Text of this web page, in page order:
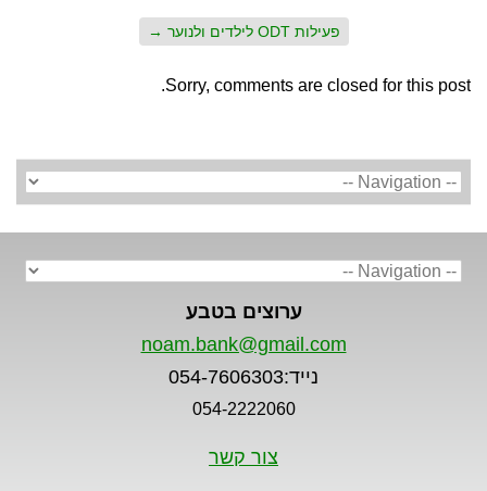
פעילות ODT לילדים ולנוער →
Sorry, comments are closed for this post.
ערוצים בטבע
noam.bank@gmail.com
נייד:054-7606303
054-2222060
צור קשר